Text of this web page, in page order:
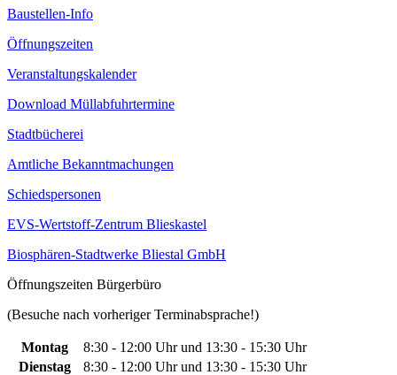
Baustellen-Info
Öffnungszeiten
Veranstaltungskalender
Download Müllabfuhrtermine
Stadtbücherei
Amtliche Bekanntmachungen
Schiedspersonen
EVS-Wertstoff-Zentrum Blieskastel
Biosphären-Stadtwerke Bliestal GmbH
Öffnungszeiten Bürgerbüro
(Besuche nach vorheriger Terminabsprache!)
Montag
8:30 - 12:00 Uhr und 13:30 - 15:30 Uhr
Dienstag
8:30 - 12:00 Uhr und 13:30 - 15:30 Uhr